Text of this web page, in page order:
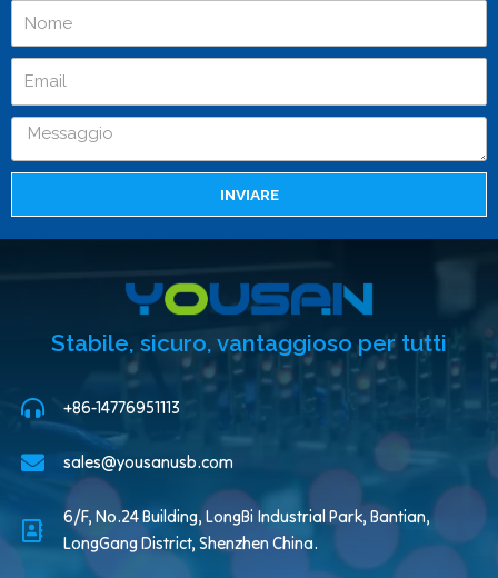
INVIARE
Stabile, sicuro, vantaggioso per tutti
+86-14776951113
sales@yousanusb.com
6/F, No.24 Building, LongBi Industrial Park, Bantian,
LongGang District, Shenzhen China.